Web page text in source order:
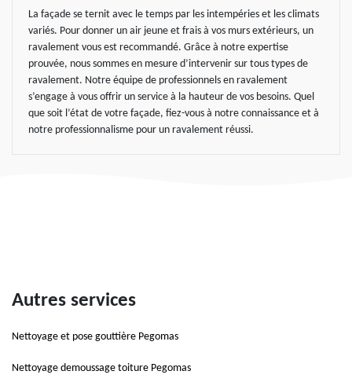
La façade se ternit avec le temps par les intempéries et les climats
variés. Pour donner un air jeune et frais à vos murs extérieurs, un
ravalement vous est recommandé. Grâce à notre expertise
prouvée, nous sommes en mesure d’intervenir sur tous types de
ravalement. Notre équipe de professionnels en ravalement
s’engage à vous offrir un service à la hauteur de vos besoins. Quel
que soit l’état de votre façade, fiez-vous à notre connaissance et à
notre professionnalisme pour un ravalement réussi.
Autres services
Nettoyage et pose gouttière Pegomas
Nettoyage demoussage toiture Pegomas